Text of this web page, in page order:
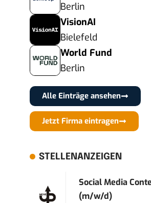
Berlin
VisionAI
Bielefeld
World Fund
Berlin
Alle Einträge ansehen
Jetzt Firma eintragen
STELLENANZEIGEN
Social Media
(m/w/d)